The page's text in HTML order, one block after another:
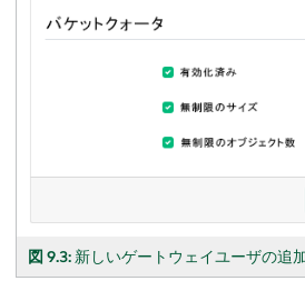
図 9.3: 新しいゲートウェイユーザの追